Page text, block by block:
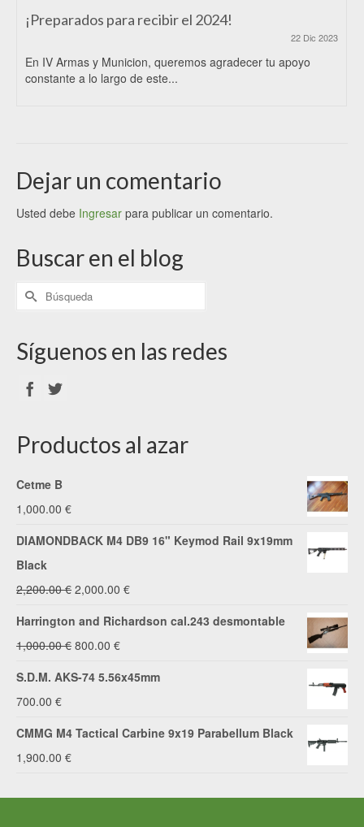
¡Preparados para recibir el 2024!
22 Dic 2023
En IV Armas y Municion, queremos agradecer tu apoyo
constante a lo largo de este...
Dejar un comentario
Usted debe Ingresar para publicar un comentario.
Buscar en el blog
Síguenos en las redes
Productos al azar
Cetme B
1,000.00 €
DIAMONDBACK M4 DB9 16" Keymod Rail 9x19mm
Black
2,200.00€ El
precio
2,200.00 €.
2,000.00 €El
precio
2,000.00 €.
Harrington and Richardson cal.243 desmontable
1,000.00€ El
precio
1,000.00 €.
800.00 €El
800.00 €.
S.D.M. AKS-74 5.56x45mm
700.00 €
CMMG M4 Tactical Carbine 9x19 Parabellum Black
1,900.00 €